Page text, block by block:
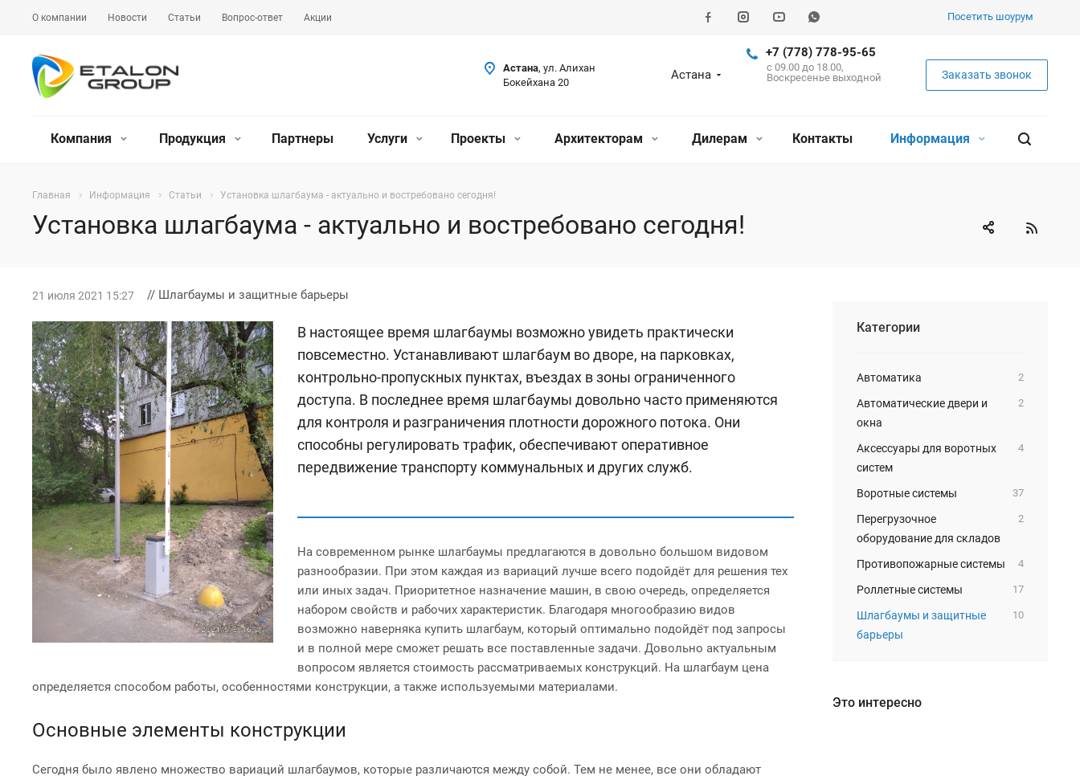
О компании Новости Статьи Вопрос-ответ Акции Посетить шоурум
Астана
+7 (778) 778-95-65
c 09.00 до 18.00,
Воскресенье выходной
Заказать звонок
Астана, ул. Алихан
Бокейхана 20
Компания Продукция Партнеры Услуги Проекты Архитекторам Дилерам Контакты Информация
Главная Информация Статьи Установка шлагбаума - актуально и востребовано сегодня!
Установка шлагбаума - актуально и востребовано сегодня!
21 июля 2021 15:27 // Шлагбаумы и защитные барьеры
В настоящее время шлагбаумы возможно увидеть практически
повсеместно. Устанавливают шлагбаум во дворе, на парковках,
контрольно-пропускных пунктах, въездах в зоны ограниченного
доступа. В последнее время шлагбаумы довольно часто применяются
для контроля и разграничения плотности дорожного потока. Они
способны регулировать трафик, обеспечивают оперативное
передвижение транспорту коммунальных и других служб.
На современном рынке шлагбаумы предлагаются в довольно большом видовом
разнообразии. При этом каждая из вариаций лучше всего подойдёт для решения тех
или иных задач. Приоритетное назначение машин, в свою очередь, определяется
набором свойств и рабочих характеристик. Благодаря многообразию видов
возможно наверняка купить шлагбаум, который оптимально подойдёт под запросы
и в полной мере сможет решать все поставленные задачи. Довольно актуальным
вопросом является стоимость рассматриваемых конструкций. На шлагбаум цена
определяется способом работы, особенностями конструкции, а также используемыми материалами.
Основные элементы конструкции
Сегодня было явлено множество вариаций шлагбаумов, которые различаются между собой. Тем не менее, все они обладают
Категории
Автоматика 2
Автоматические двери и
окна
2
Аксессуары для воротных
систем
4
Воротные системы 37
Перегрузочное
оборудование для складов
2
Противопожарные системы 4
Роллетные системы 17
Шлагбаумы и защитные
барьеры
10
Это интересно